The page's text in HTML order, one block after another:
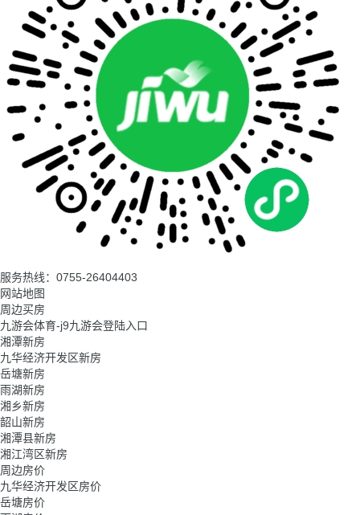
服务热线：0755-26404403
网站地图
周边买房
九游会体育-j9九游会登陆入口
湘潭新房
九华经济开发区新房
岳塘新房
雨湖新房
湘乡新房
韶山新房
湘潭县新房
湘江湾区新房
周边房价
九华经济开发区房价
岳塘房价